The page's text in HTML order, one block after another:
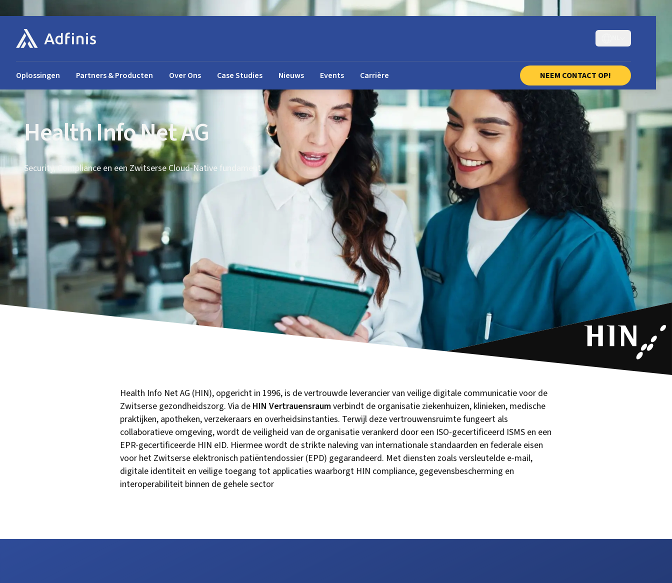
Oplossingen Partners & Producten Over Ons Case Studies Nieuws Events Carrière NEEM CONTACT OP!
Health Info Net AG
Security, Compliance en een Zwitserse Cloud-Native fundament
Health Info Net AG (HIN), opgericht in 1996, is de vertrouwde leverancier van veilige digitale communicatie voor de
Zwitserse gezondheidszorg. Via de HIN Vertrauensraumverbindt de organisatie ziekenhuizen, klinieken, medische
praktijken, apotheken, verzekeraars en overheidsinstanties. Terwijl deze vertrouwensruimte fungeert als
collaboratieve omgeving, wordt de veiligheid van de organisatie verankerd door een ISO-gecertificeerd ISMS en een
EPR-gecertificeerde HIN eID. Hiermee wordt de strikte naleving van internationale standaarden en federale eisen
voor het Zwitserse elektronisch patiëntendossier (EPD) gegarandeerd. Met diensten zoals versleutelde e-mail,
digitale identiteit en veilige toegang tot applicaties waarborgt HIN compliance, gegevensbescherming en
interoperabiliteit binnen de gehele sector